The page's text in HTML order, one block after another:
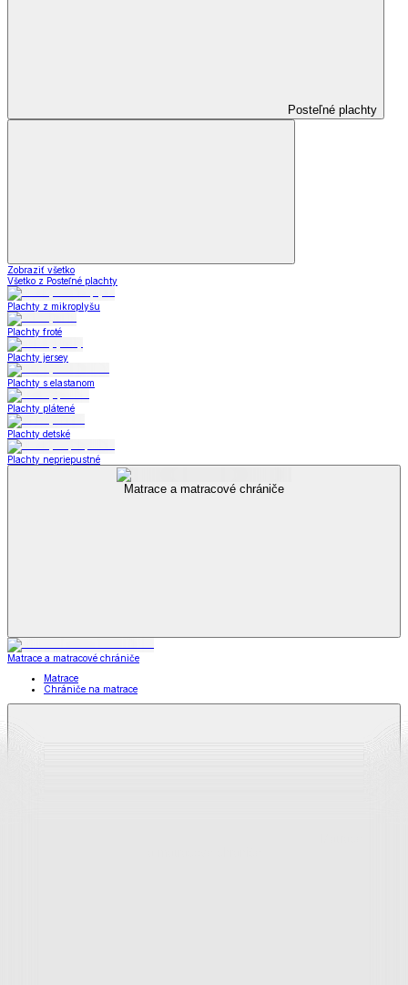
Posteľné plachty
Zobraziť všetko
Všetko z Posteľné plachty
Plachty z mikroplyšu
Plachty froté
Plachty jersey
Plachty s elastanom
Plachty plátené
Plachty detské
Plachty nepriepustné
Matrace a matracové chrániče
Matrace a matracové chrániče
Matrace
Chrániče na matrace